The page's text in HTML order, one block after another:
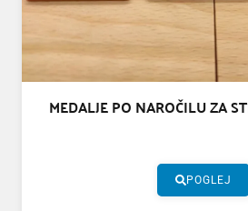
MEDALJE PO NAROČILU ZA
POGLEJ